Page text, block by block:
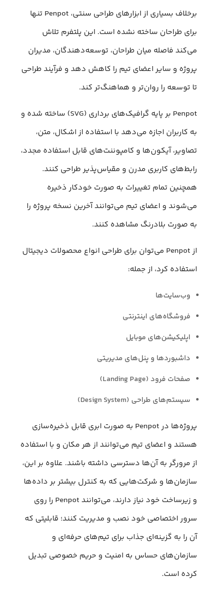
برخلاف بسیاری از ابزارهای طراحی سنتی، Penpot تنها
برای طراحان ساخته نشده است. این پلتفرم تلاش
می‌کند فاصله میان طراحان، توسعه‌دهندگان، مدیران
پروژه و سایر اعضای تیم را کاهش دهد و فرآیند طراحی
تا توسعه را روان‌تر و هماهنگ‌تر کند.
Penpot بر پایه گرافیک‌های برداری (SVG) ساخته شده و
به کاربران اجازه می‌دهد با استفاده از اشکال، متن،
تصاویر، آیکون‌ها و کامپوننت‌های قابل استفاده مجدد،
رابط‌های کاربری مدرن و مقیاس‌پذیر طراحی کنند.
همچنین تمام تغییرات به صورت خودکار ذخیره
می‌شوند و اعضای تیم می‌توانند آخرین نسخه پروژه را
به صورت بلادرنگ مشاهده کنند.
از Penpot می‌توان برای طراحی انواع محصولات دیجیتال
استفاده کرد، از جمله:
وب‌سایت‌ها
فروشگاه‌های اینترنتی
اپلیکیشن‌های موبایل
داشبوردها و پنل‌های مدیریتی
صفحات فرود (Landing Page)
سیستم‌های طراحی (Design System)
پروژه‌ها در Penpot به صورت ابری قابل ذخیره‌سازی
هستند و اعضای تیم می‌توانند از هر مکان و با استفاده
از مرورگر به آن‌ها دسترسی داشته باشند. علاوه بر این،
سازمان‌ها و شرکت‌هایی که به کنترل بیشتر بر داده‌ها
و زیرساخت خود نیاز دارند، می‌توانند Penpot را روی
سرور اختصاصی خود نصب و مدیریت کنند؛ قابلیتی که
آن را به گزینه‌ای جذاب برای تیم‌های حرفه‌ای و
سازمان‌های حساس به امنیت و حریم خصوصی تبدیل
کرده است.